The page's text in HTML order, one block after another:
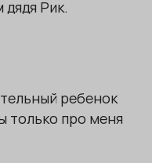
Рик.
ребенок
только про меня